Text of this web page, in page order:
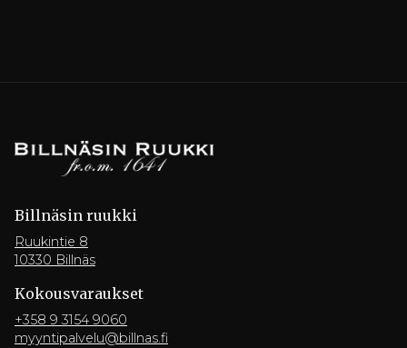
Billnäsin ruukki
Ruukintie 8
10330 Billnäs
Kokousvaraukset
+358 9 3154 9060
myyntipalvelu@billnas.fi